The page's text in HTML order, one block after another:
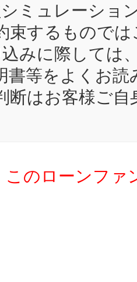
15
16
17
18
22
シミュレーショ
束するもので
込みに際しては
書等をよくお
断はお客様ご
このローンファ